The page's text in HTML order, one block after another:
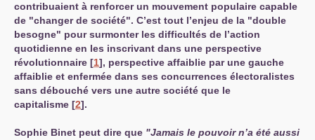
contribuaient à renforcer un mouvement populaire capable
de "changer de société". C’est tout l’enjeu de la "double
besogne" pour surmonter les difficultés de l’action
quotidienne en les inscrivant dans une perspective
révolutionnaire [1], perspective affaiblie par une gauche
affaiblie et enfermée dans ses concurrences électoralistes
sans débouché vers une autre société que le
capitalisme [2].
Sophie Binet peut dire que "Jamais le pouvoir n’a été aussi